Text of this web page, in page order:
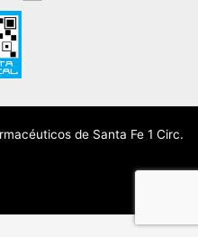
de Santa Fe 1 Circ.